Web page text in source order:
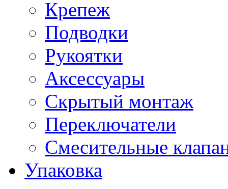
Крепеж
Подводки
Рукоятки
Аксессуары
Скрытый монтаж
Переключатели
Смесительные
Упаковка